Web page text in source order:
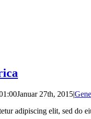
Januar 27th, 2015|
adipiscing elit, sed do